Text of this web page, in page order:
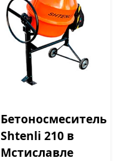
Бетоносмеситель
Shtenli 210 в
Мстиславле